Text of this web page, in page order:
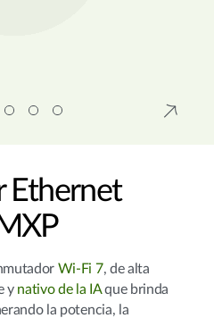
Ethernet
Wi-Fi 7, de alta
y nativo de la IAque brinda
la potencia, la